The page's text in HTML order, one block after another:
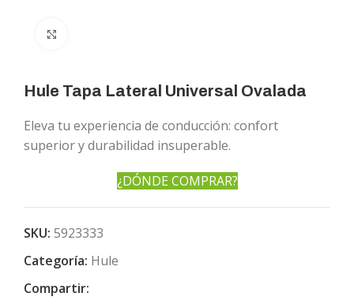
Hule Tapa Lateral Universal Ovalada
Eleva tu experiencia de conducción: confort
superior y durabilidad insuperable.
¿DÓNDE COMPRAR?
SKU: 5923333
Categoría: Hule
Compartir: